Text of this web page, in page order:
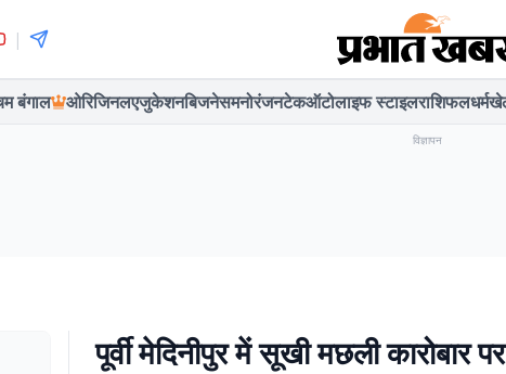
|
बंगाल ओरिजिनलएजुकेशनबिजनेसमनोरंजनटेकऑटोलाइफ स्टाइलराशिफलधर्म
विज्ञापन
पूर्वी मेदिनीपुर में सूखी मछली कारोबार